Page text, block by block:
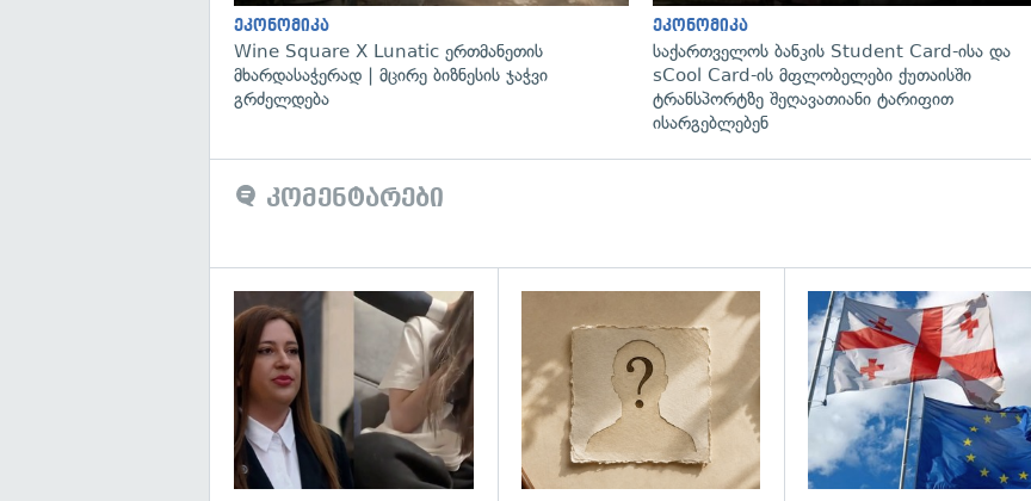
ეკონომიკა
Wine Square X Lunatic ერთმანეთის
მხარდასაჭერად | მცირე ბიზნესის ჯაჭვი
გრძელდება
ეკონომიკა
საქართველოს ბანკის Student Card-ისა და
sCool Card-ის მფლობელები ქუთაისში
ტრანსპორტზე შეღავათიანი ტარიფით
ისარგებლებენ
კომენტარები